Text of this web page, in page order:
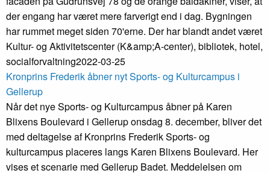
der engang har været mere farverigt end i dag. Bygningen
har rummet meget siden 70'erne. Der har blandt andet været
Kultur- og Aktivitetscenter (K&amp;A-center), bibliotek, hotel,
socialforvaltning2022-03-25
Kronprins Frederik åbner nyt Sports- og Kultur­campus i
Gellerup
Når det nye Sports- og Kulturcampus åbner på Karen
Blixens Boulevard i Gellerup onsdag 8. december, bliver det
med deltagelse af Kronprins Frederik Sports- og
kulturcampus placeres langs Karen Blixens Boulevard. Her
vises et scenarie med Gellerup Badet. Meddelelsen om